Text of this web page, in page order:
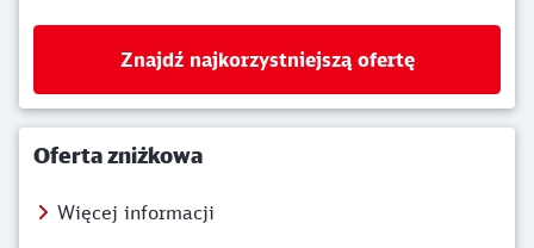
Znajdź najkorzystniejszą ofertę
Oferta zniżkowa
Więcej informacji